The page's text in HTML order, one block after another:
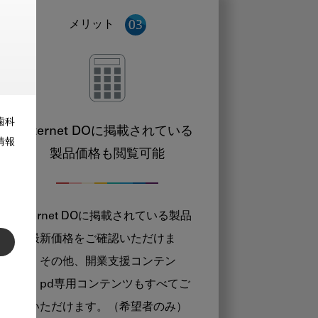
科
報
メリット
Internet DOに掲載されている
製品価格も閲覧可能
Internet DOに掲載されている製品
の最新価格をご確認いただけま
す。その他、開業支援コンテン
ツ、pd専用コンテンツもすべてご
覧いただけます。（希望者のみ）